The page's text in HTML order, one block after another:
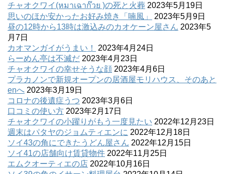
チャオクワイ(หมาเฉาก๊วย )の死と火葬 2023年5月19日
思いのほか安かったお好み焼き「喃風」
2023年5月9日
昼の12時から13時は激込みのカオケーン屋さん 2023年5
月7日
カオマンガイがうまい！
2023年4月24日
らーめん亭は不滅だ 2023年4月23日
チャオクワイの幸せそうな顔 2023年4月6日
プラカノンで新規オープンの居酒屋モリハウス、そのあと
enへ 2023年3月19日
コロナの後遺症うつ 2023年3月6日
口コミの使い方 2023年2月17日
チャオクワイの小躍りがもう一度見たい 2022年12月23日
週末はパタヤのジョムティエンに 2022年12月18日
ソイ43の角にできたうどん屋さん 2022年12月15日
ソイ41の店舗向け賃貸物件 2022年11月25日
エムクオーティエの店 2022年10月16日